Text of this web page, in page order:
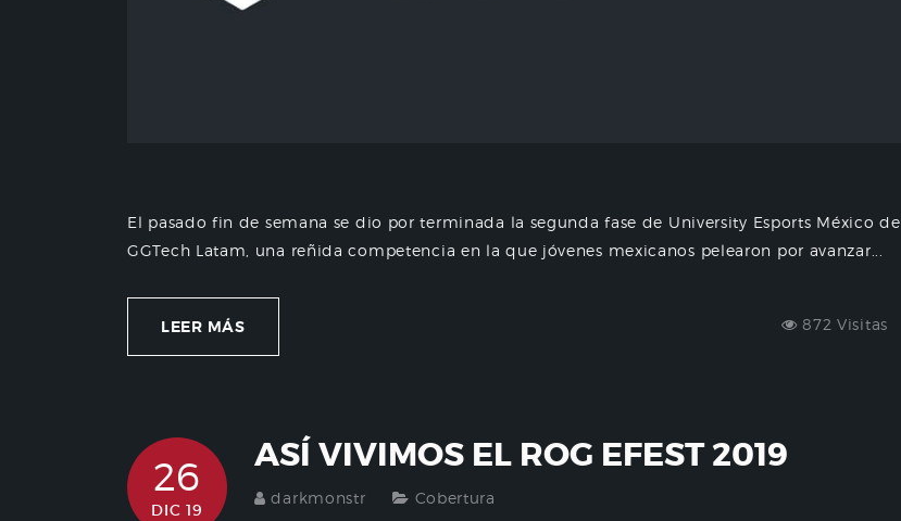
El pasado fin de semana se dio por terminada la segunda fase de University Esports México de
GGTech Latam, una reñida competencia en la que jóvenes mexicanos pelearon por avanzar...
LEER MÁS 872 Visitas
26
DIC 19
ASÍ VIVIMOS EL ROG EFEST 2019
darkmonstr Cobertura